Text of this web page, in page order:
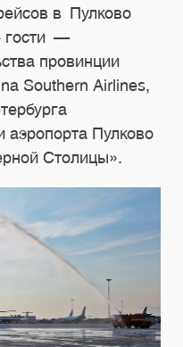
в Пулково
гости —
провинции
Southern Airlines,
Пулково
Столицы».